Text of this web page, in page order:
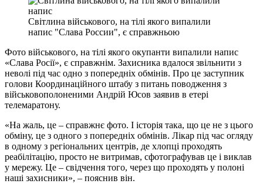
Світлина військового, на тілі якого випалили
напис "Слава России", є справжньою
Фото військового, на тілі якого окупанти випалили напис
«Слава Росії», є справжнім. Захисника вдалося звільнити з
неволі під час одно з попередніх обмінів. Про це заступник
голови Координаційного штабу з питань поводження з
військовополоненими Андрій Юсов заявив в етері
телемаратону.
«На жаль, це – справжнє фото. І історія така, що це не з цього
обміну, це з одного з попередніх обмінів. Лікар під час огляду
в одному з регіональних центрів, де хлопці проходять
реабілітацію, просто не витримав, сфотографував це і виклав
у мережу. Це – свідчення того, через що проходять у полоні
наші захисники», – пояснив він.